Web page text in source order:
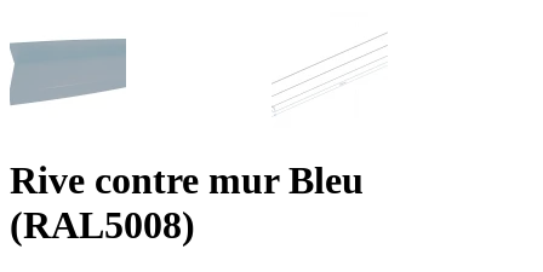
Rive contre mur Bleu
(RAL5008)